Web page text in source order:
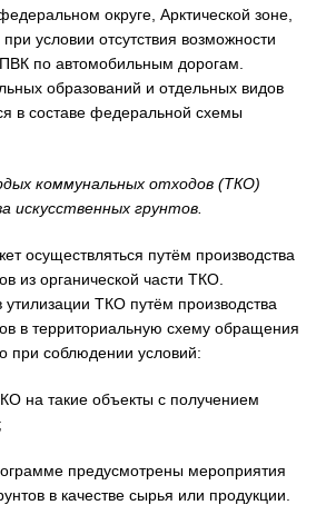
округе, Арктической зоне,
условии отсутствия возможности
по автомобильным дорогам.
образований и отдельных видов
в составе федеральной схемы
коммунальных отходов (ТКО)
искусственных грунтов.
осуществляться путём производства
из органической части ТКО.
ТКО путём производства
в территориальную схему обращения
при соблюдении условий:
на такие объекты с получением
предусмотрены мероприятия
в качестве сырья или продукции.